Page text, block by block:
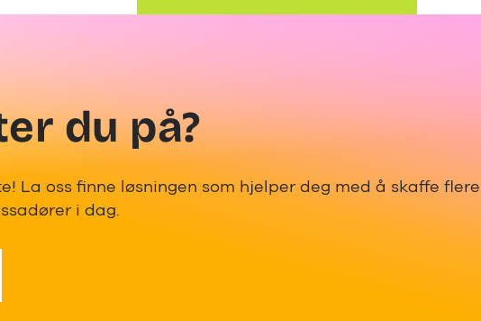
du på?
La oss finne løsningen som hjelper deg med å skaffe
i dag.